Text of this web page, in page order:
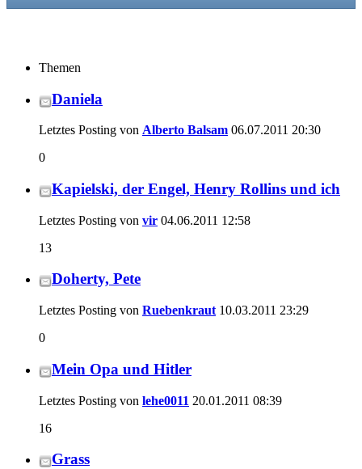
Themen
Daniela
Letztes Posting von Alberto Balsam 06.07.2011 20:30
0
Kapielski, der Engel, Henry Rollins und ich
Letztes Posting von vir 04.06.2011 12:58
13
Doherty, Pete
Letztes Posting von Ruebenkraut 10.03.2011 23:29
0
Mein Opa und Hitler
Letztes Posting von lehe0011 20.01.2011 08:39
16
Grass